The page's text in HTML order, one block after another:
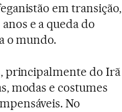
em transição,
e a queda do
o mundo.
principalmente do Irã
modas e costumes
No